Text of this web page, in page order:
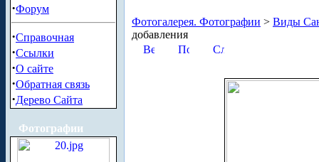
·Форум
·Справочная
·Ссылки
·О сайте
·Обратная связь
·Дерево Сайта
Фотографии
Фотогалерея. Фотографии > Виды
добавления